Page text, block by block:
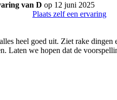
van D op 12 juni 2025
Plaats zelf een ervaring
heel goed uit. Ziet rake dingen
Laten we hopen dat de